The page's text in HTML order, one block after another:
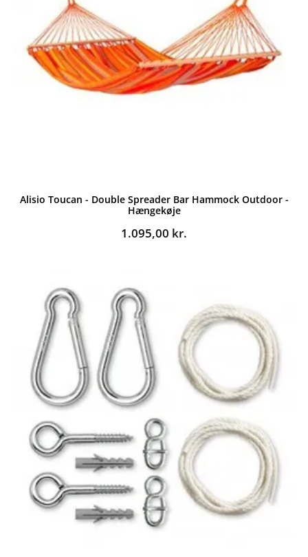
Alisio Toucan - Double Spreader Bar Hammock Outdoor -
Hængekøje
1.095,00 kr.